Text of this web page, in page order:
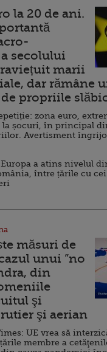
la 20 de ani.
secolului
marii
dar rămâne
propriile
zona euro,
la șocuri, în principal
Avertisment
a atins nivelul
între țările cu
măsuri de
unui ”no
din
şi
şi aerian
UE vrea să
membre a